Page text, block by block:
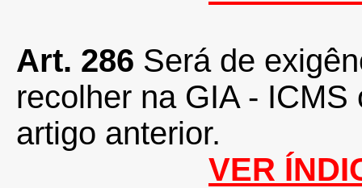
Art. 286 Será de
recolher na GIA -
artigo anterior.
VER